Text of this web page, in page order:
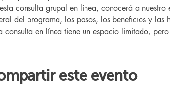
del programa, los pasos, los beneficios y las
consulta en línea tiene un espacio limitado,
este evento